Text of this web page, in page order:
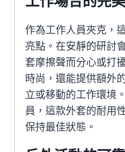
作為工作人員夾克，
亮點。在安靜的研討
套摩擦聲而分心或打
時尚，還能提供額外
立或移動的工作環境
員，這款外套的耐用
保持最佳狀態。